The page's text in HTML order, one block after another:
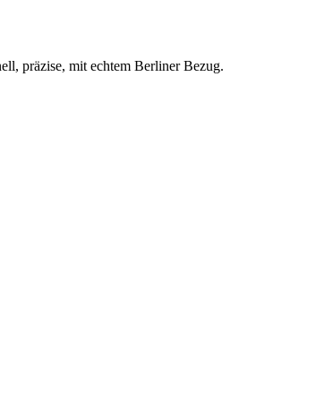
präzise, mit echtem Berliner Bezug.